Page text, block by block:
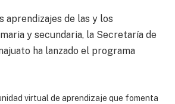
aprendizajes de las y los
y secundaria, la Secretaría de
ha lanzado el programa
virtual de aprendizaje que fomenta